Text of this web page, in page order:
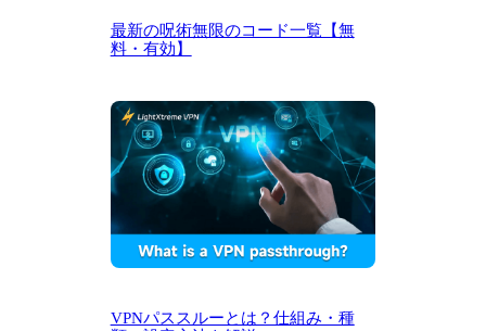
最新の呪術無限のコード一覧【無
料・有効】
VPNパススルーとは？仕組み・種